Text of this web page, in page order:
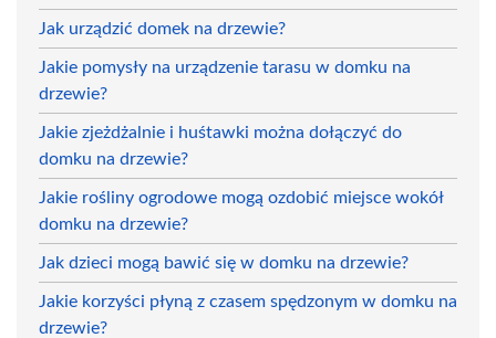
Jak urządzić domek na drzewie?
Jakie pomysły na urządzenie tarasu w domku na
drzewie?
Jakie zjeżdżalnie i huśtawki można dołączyć do
domku na drzewie?
Jakie rośliny ogrodowe mogą ozdobić miejsce wokół
domku na drzewie?
Jak dzieci mogą bawić się w domku na drzewie?
Jakie korzyści płyną z czasem spędzonym w domku na
drzewie?